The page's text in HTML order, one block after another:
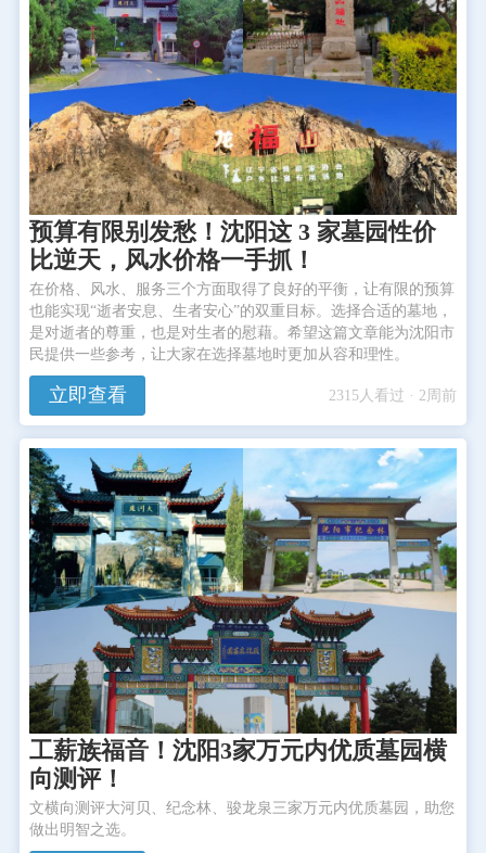
预算有限别发愁！沈阳这 3 家墓园性价
比逆天，风水价格一手抓！
在价格、风水、服务三个方面取得了良好的平衡，让有限的预算
也能实现“逝者安息、生者安心”的双重目标。选择合适的墓地，
是对逝者的尊重，也是对生者的慰藉。希望这篇文章能为沈阳市
民提供一些参考，让大家在选择墓地时更加从容和理性。
立即查看 2315人看过 · 2周前
工薪族福音！沈阳3家万元内优质墓园横
向测评！
文横向测评大河贝、纪念林、骏龙泉三家万元内优质墓园，助您
做出明智之选。